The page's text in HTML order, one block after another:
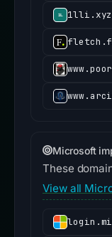
1lli.xyz
Microsoft
These
View all